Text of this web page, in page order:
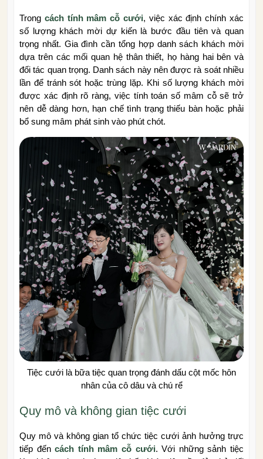
Trong cách tính mâm cỗ cưới, việc xác định chính xác
số lượng khách mời dự kiến là bước đầu tiên và quan
trọng nhất. Gia đình cần tổng hợp danh sách khách mời
dựa trên các mối quan hệ thân thiết, họ hàng hai bên và
đối tác quan trọng. Danh sách này nên được rà soát nhiều
lần để tránh sót hoặc trùng lặp. Khi số lượng khách mời
được xác định rõ ràng, việc tính toán số mâm cỗ sẽ trở
nên dễ dàng hơn, hạn chế tình trạng thiếu bàn hoặc phải
bổ sung mâm phát sinh vào phút chót.
Tiệc cưới là bữa tiệc quan trọng đánh dấu cột mốc hôn
nhân của cô dâu và chú rể
Quy mô và không gian tiệc cưới
Quy mô và không gian tổ chức tiệc cưới ảnh hưởng trực
tiếp đếncách tính mâm cỗ cưới. Với những sảnh tiệc